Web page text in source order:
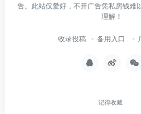
告。此站仅爱好，不开广告凭私房钱难
理解！
收录投稿 备用入口
记得收藏